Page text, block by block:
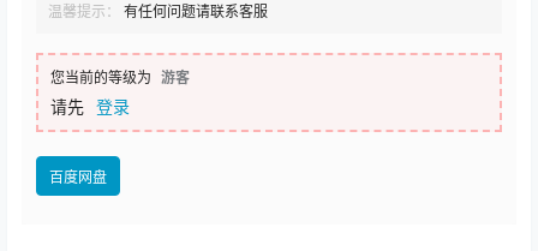
温馨提示：
有任何问题请联系客服
您当前的等级为 游客
请先 登录
百度网盘